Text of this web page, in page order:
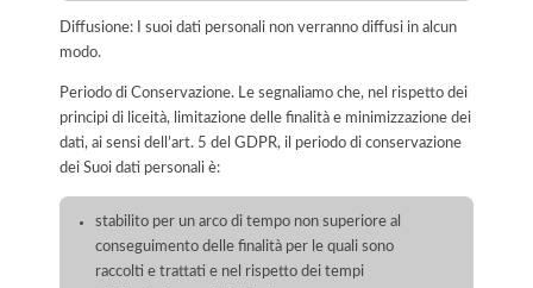
Diffusione: I suoi dati personali non verranno diffusi in alcun
modo.
Periodo di Conservazione. Le segnaliamo che, nel rispetto dei
principi di liceità, limitazione delle finalità e minimizzazione dei
dati, ai sensi dell’art. 5 del GDPR, il periodo di conservazione
dei Suoi dati personali è:
stabilito per un arco di tempo non superiore al
conseguimento delle finalità per le quali sono
raccolti e trattati e nel rispetto dei tempi